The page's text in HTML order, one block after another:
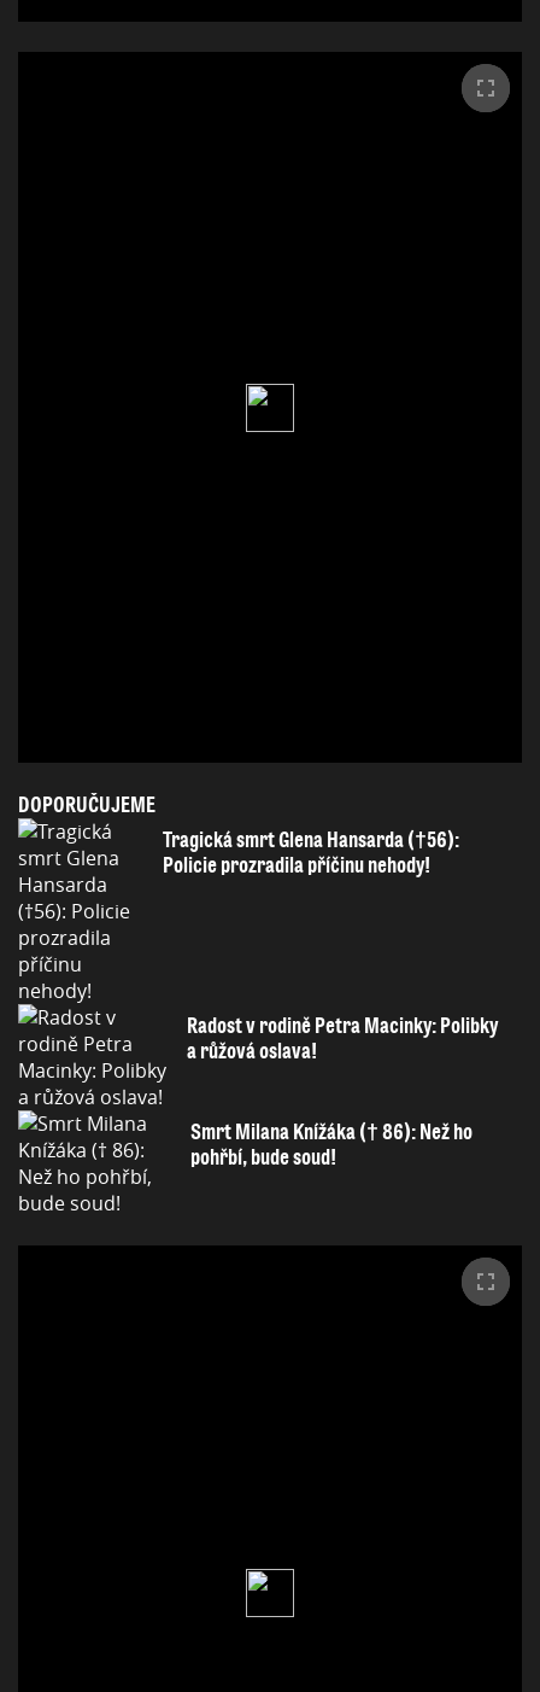
DOPORUČUJEME
Tragická smrt Glena Hansarda (†56):
Policie prozradila příčinu nehody!
Radost v rodině Petra Macinky: Polibky
a růžová oslava!
Smrt Milana Knížáka († 86): Než ho
pohřbí, bude soud!